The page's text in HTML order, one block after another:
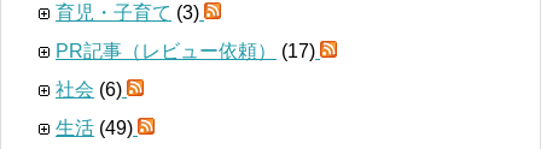
育児・子育て (3)
PR記事（レビュー依頼）
(17)
社会 (6)
生活 (49)